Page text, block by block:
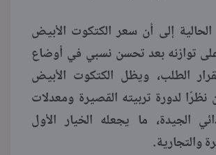
الحالية إلى أن سعر الكتكوت الأبيض
توازنه بعد تحسن نسبي في أوضاع
الطلب، ويظل الكتكوت الأبيض
نظرًا لدورة تربيته القصيرة ومعدلات
الجيدة، ما يجعله الخيار الأول
والتجارية.